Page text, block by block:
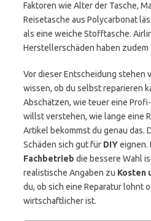
Faktoren wie Alter der Tasche,
Reisetasche aus Polycarbonat
als eine weiche Stofftasche.
Herstellerschäden haben zudem
Vor dieser Entscheidung stehen
wissen, ob du selbst reparieren
Abschätzen, wie teuer eine
willst verstehen, wie lange eine
Artikel bekommst du genau das.
Schäden sich gut für DIYeignen.
Fachbetrieb die bessere Wahl
realistische Angaben zu Kosten
du, ob sich eine Reparatur lohnt
wirtschaftlicher ist.